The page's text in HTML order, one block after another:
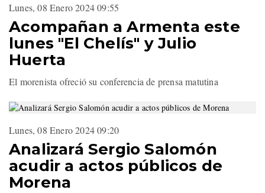
Lunes, 08 Enero 2024 09:55
Acompañan a Armenta este
lunes "El Chelís" y Julio
Huerta
El morenista ofreció su conferencia de prensa matutina
Lunes, 08 Enero 2024 09:20
Analizará Sergio Salomón
acudir a actos públicos de
Morena